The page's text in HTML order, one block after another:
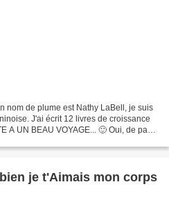
nom de plume est Nathy LaBell, je suis
J'ai écrit 12 livres de croissance
A UN BEAU VOYAGE... 🙂 Oui, de par
je t'Aimais mon corps